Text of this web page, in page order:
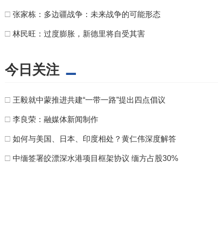
□ 张家栋：多边疆战争：未来战争的可能形态
□ 林民旺：过度膨胀，新德里将自受其害
今日关注
□ 王毅就中蒙推进共建“一带一路”提出四点倡议
□ 李良荣：融媒体新闻制作
□ 如何与美国、日本、印度相处？黄仁伟深度解答
□ 中缅签署皎漂深水港项目框架协议 缅方占股30%